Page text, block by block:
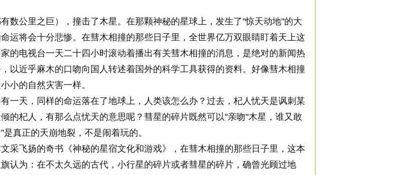
公里之巨），撞击了木星。在那颗神秘的星球上，发生了"惊天动地"的大
运将会十分悲惨。在彗木相撞的那些日子里，全世界亿万双眼睛盯着天上这
的电视台一天二十四小时滚动着播出有关彗木相撞的消息，是绝对的新闻热
以近乎麻木的口吻向国人转述着国外的科学工具获得的资料。好像彗木相撞
小的自然灾害一样。
天，同样的命运落在了地球上，人类该怎么办？过去，杞人忧天是讽刺某
的杞人，有那么点忧天的意思呢？彗星的碎片既然可以"亲吻"木星，谁又敢
真正的天崩地裂，不是闹着玩的。
飞扬的奇书《神秘的星宿文化和游戏》，在彗木相撞的那些日子里，这本
认为：在不太久远的古代，小行星的碎片或者彗星的碎片，确曾光顾过地